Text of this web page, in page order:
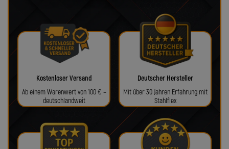
Kostenloser Versand
Ab einem Warenwert von 100 € –
deutschlandweit
Deutscher Hersteller
Mit über 30 Jahren Erfahrung mit
Stahlflex